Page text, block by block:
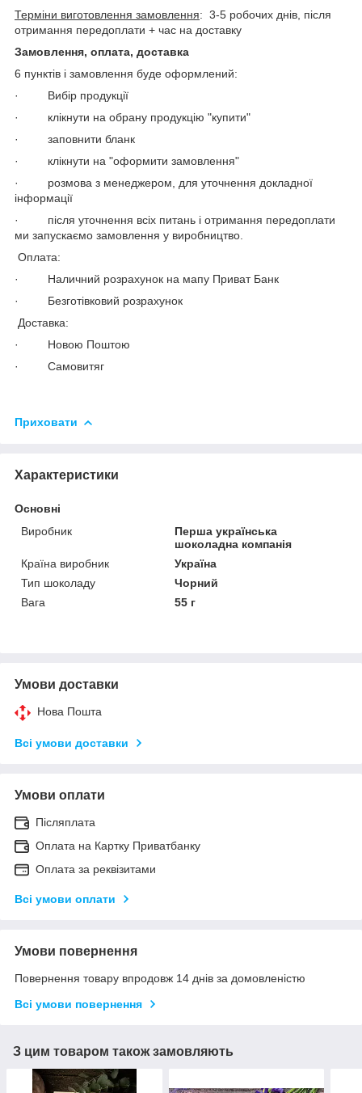
Терміни виготовлення замовлення: 3-5 робочих днів, після
отримання передоплати + час на доставку
Замовлення, оплата, доставка
6 пунктів і замовлення буде оформлений:
· Вибір продукції
· клікнути на обрану продукцію "купити"
· заповнити бланк
· клікнути на "оформити замовлення"
· розмова з менеджером, для уточнення докладної
інформації
· після уточнення всіх питань і отримання передоплати
ми запускаємо замовлення у виробництво.
Оплата:
· Наличний розрахунок на мапу Приват Банк
· Безготівковий розрахунок
Доставка:
· Новою Поштою
· Самовитяг
Приховати
Характеристики
Основні
Виробник
Перша українська
шоколадна компанія
Країна виробник
Україна
Тип шоколаду
Чорний
Вага
55 г
Умови доставки
Нова Пошта
Всі умови доставки
Умови оплати
Післяплата
Оплата на Картку Приватбанку
Оплата за реквізитами
Всі умови оплати
Умови повернення
Повернення товару впродовж 14 днів за домовленістю
Всі умови повернення
З цим товаром також замовляють